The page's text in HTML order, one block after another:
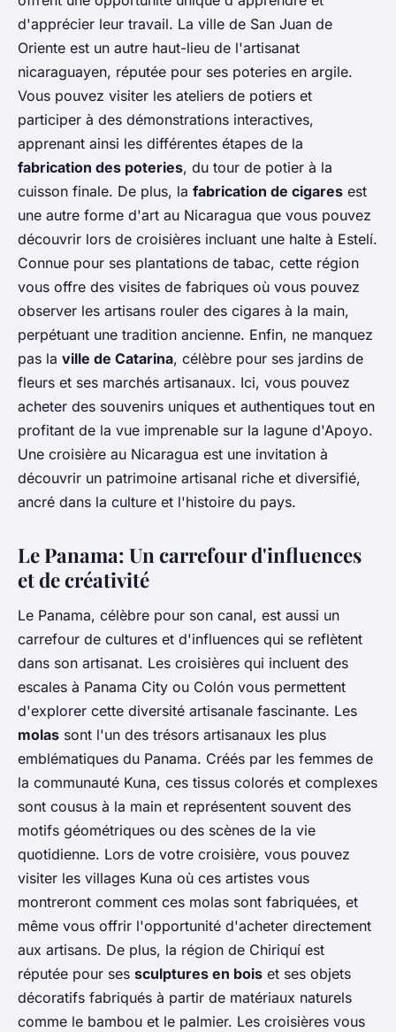
d'apprécier leur travail. La ville de San Juan de
Oriente est un autre haut-lieu de l'artisanat
nicaraguayen, réputée pour ses poteries en argile.
Vous pouvez visiter les ateliers de potiers et
participer à des démonstrations interactives,
apprenant ainsi les différentes étapes de la
fabrication des poteries, du tour de potier à la
cuisson finale. De plus, la fabrication de cigares est
une autre forme d'art au Nicaragua que vous pouvez
découvrir lors de croisières incluant une halte à Estelí.
Connue pour ses plantations de tabac, cette région
vous offre des visites de fabriques où vous pouvez
observer les artisans rouler des cigares à la main,
perpétuant une tradition ancienne. Enfin, ne manquez
pas la ville de Catarina, célèbre pour ses jardins de
fleurs et ses marchés artisanaux. Ici, vous pouvez
acheter des souvenirs uniques et authentiques tout en
profitant de la vue imprenable sur la lagune d'Apoyo.
Une croisière au Nicaragua est une invitation à
découvrir un patrimoine artisanal riche et diversifié,
ancré dans la culture et l'histoire du pays.
Le Panama: Un carrefour d'influences
et de créativité
Le Panama, célèbre pour son canal, est aussi un
carrefour de cultures et d'influences qui se reflètent
dans son artisanat. Les croisières qui incluent des
escales à Panama City ou Colón vous permettent
d'explorer cette diversité artisanale fascinante. Les
molas sont l'un des trésors artisanaux les plus
emblématiques du Panama. Créés par les femmes de
la communauté Kuna, ces tissus colorés et complexes
sont cousus à la main et représentent souvent des
motifs géométriques ou des scènes de la vie
quotidienne. Lors de votre croisière, vous pouvez
visiter les villages Kuna où ces artistes vous
montreront comment ces molas sont fabriquées, et
même vous offrir l'opportunité d'acheter directement
aux artisans. De plus, la région de Chiriquí est
réputée pour ses sculptures en bois et ses objets
décoratifs fabriqués à partir de matériaux naturels
comme le bambou et le palmier. Les croisières vous